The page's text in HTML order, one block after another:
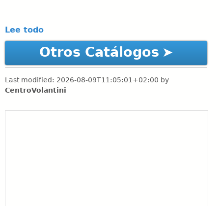
Lee todo
Otros Catálogos
Last modified: 2026-08-09T11:05:01+02:00 by
CentroVolantini